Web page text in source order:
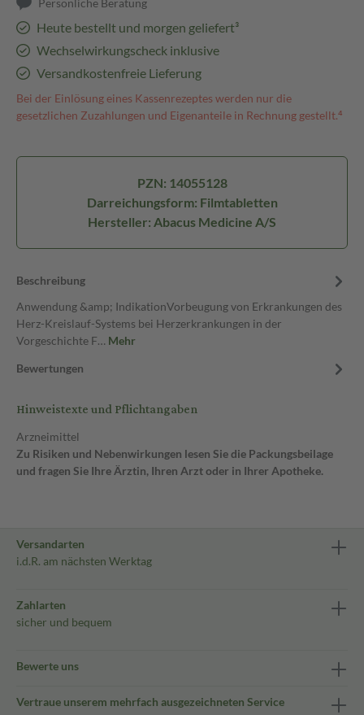
Persönliche Beratung
Heute bestellt und morgen geliefert³
Wechselwirkungscheck inklusive
Versandkostenfreie Lieferung
Bei der Einlösung eines Kassenrezeptes werden nur die
gesetzlichen Zuzahlungen und Eigenanteile in Rechnung gestellt.⁴
PZN: 14055128
Darreichungsform: Filmtabletten
Hersteller: Abacus Medicine A/S
Beschreibung
Anwendung &amp; IndikationVorbeugung von Erkrankungen des
Herz-Kreislauf-Systems bei Herzerkrankungen in der
Vorgeschichte F… Mehr
Bewertungen
Hinweistexte und Pflichtangaben
Arzneimittel
Zu Risiken und Nebenwirkungen lesen Sie die Packungsbeilage
und fragen Sie Ihre Ärztin, Ihren Arzt oder in Ihrer Apotheke.
Versandarten
i.d.R. am nächsten Werktag
Zahlarten
sicher und bequem
Bewerte uns
Vertraue unserem mehrfach ausgezeichneten Service